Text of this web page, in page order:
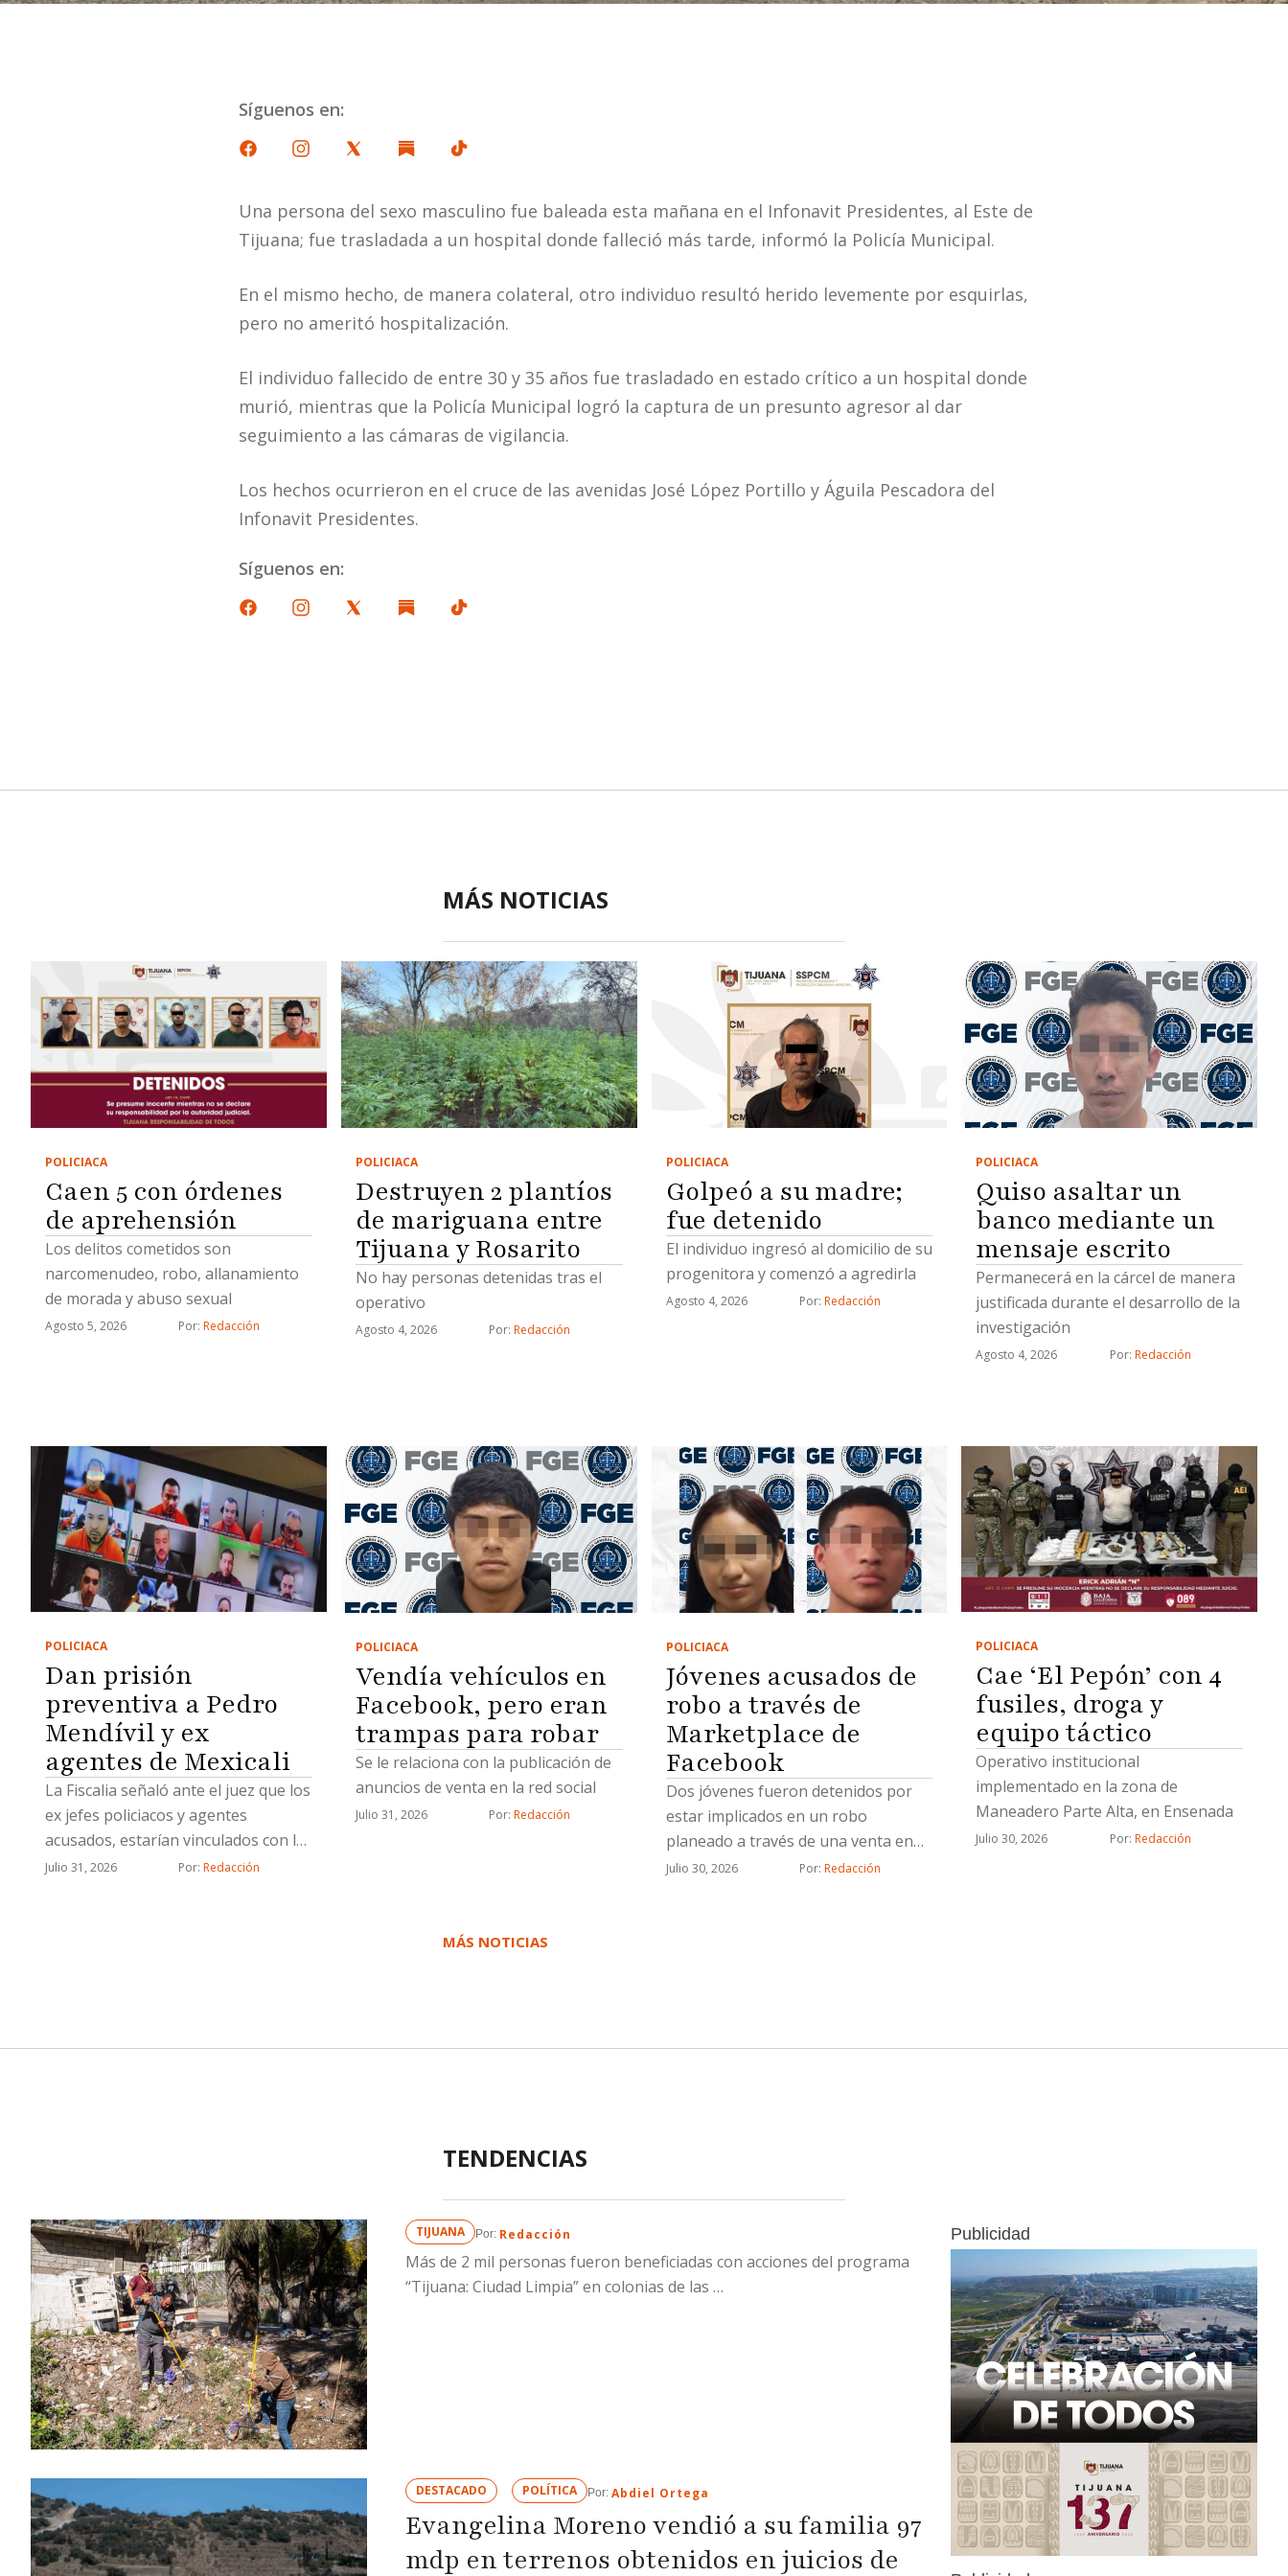
Síguenos en:
Una persona del sexo masculino fue baleada esta mañana en el Infonavit Presidentes, al Este de
Tijuana; fue trasladada a un hospital donde falleció más tarde, informó la Policía Municipal.
En el mismo hecho, de manera colateral, otro individuo resultó herido levemente por esquirlas,
pero no ameritó hospitalización.
El individuo fallecido de entre 30 y 35 años fue trasladado en estado crítico a un hospital donde
murió, mientras que la Policía Municipal logró la captura de un presunto agresor al dar
seguimiento a las cámaras de vigilancia.
Los hechos ocurrieron en el cruce de las avenidas José López Portillo y Águila Pescadora del
Infonavit Presidentes.
Síguenos en:
MÁS NOTICIAS
POLICIACA
Caen 5 con órdenes
de aprehensión
Los delitos cometidos son
narcomenudeo, robo, allanamiento
de morada y abuso sexual
Agosto 5, 2026 Por: Redacción
POLICIACA
Destruyen 2 plantíos
de mariguana entre
Tijuana y Rosarito
No hay personas detenidas tras el
operativo
Agosto 4, 2026 Por: Redacción
POLICIACA
Golpeó a su madre;
fue detenido
El individuo ingresó al domicilio de su
progenitora y comenzó a agredirla
Agosto 4, 2026 Por: Redacción
POLICIACA
Quiso asaltar un
banco mediante un
mensaje escrito
Permanecerá en la cárcel de manera
justificada durante el desarrollo de la
investigación
Agosto 4, 2026 Por: Redacción
POLICIACA
Dan prisión
preventiva a Pedro
Mendívil y ex
agentes de Mexicali
La Fiscalia señaló ante el juez que los
ex jefes policiacos y agentes
acusados, estarían vinculados con la
célula delictiva de “Los Rusos”
Julio 31, 2026 Por: Redacción
POLICIACA
Vendía vehículos en
Facebook, pero eran
trampas para robar
Se le relaciona con la publicación de
anuncios de venta en la red social
Julio 31, 2026 Por: Redacción
POLICIACA
Jóvenes acusados de
robo a través de
Marketplace de
Facebook
Dos jóvenes fueron detenidos por
estar implicados en un robo
planeado a través de una venta en
Marketplace de Facebook, informó la
en el ejido Francisco Villa Segunda
Sección, la víctima acudió al lugar,
Julio 30, 2026 Por: Redacción
POLICIACA
Cae ‘El Pepón’ con 4
fusiles, droga y
equipo táctico
Operativo institucional
implementado en la zona de
Maneadero Parte Alta, en Ensenada
Julio 30, 2026 Por: Redacción
MÁS NOTICIAS
TENDENCIAS
TIJUANA Por: Redacción
Más de 2 mil personas fueron beneficiadas con acciones del programa
“Tijuana: Ciudad Limpia” en colonias de las …
DESTACADO POLÍTICA Por: Abdiel Ortega
Evangelina Moreno vendió a su familia 97
mdp en terrenos obtenidos en juicios de
Publicidad